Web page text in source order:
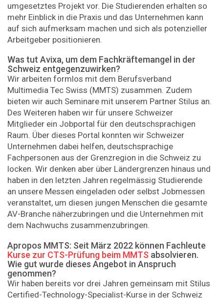
umgesetztes Projekt vor. Die Studierenden erhalten so
mehr Einblick in die Praxis und das Unternehmen kann
auf sich aufmerksam machen und sich als potenzieller
Arbeitgeber positionieren.
Was tut Avixa, um dem Fachkräftemangel in der
Schweiz entgegenzuwirken?
Wir arbeiten formlos mit dem Berufsverband
Multimedia Tec Swiss (MMTS) zusammen. Zudem
bieten wir auch Seminare mit unserem Partner Stilus an.
Des Weiteren haben wir für unsere Schweizer
Mitglieder ein Jobportal für den deutschsprachigen
Raum. Über dieses Portal konnten wir Schweizer
Unternehmen dabei helfen, deutschsprachige
Fachpersonen aus der Grenzregion in die Schweiz zu
locken. Wir denken aber über Ländergrenzen hinaus und
haben in den letzten Jahren regelmässig Studierende
an unsere Messen eingeladen oder selbst Jobmessen
veranstaltet, um diesen jungen Menschen die gesamte
AV-Branche näherzubringen und die Unternehmen mit
dem Nachwuchs zusammenzubringen.
Apropos MMTS: Seit März 2022 können Fachleute
Kurse zur CTS-Prüfung beim MMTS absolvieren.
Wie gut wurde dieses Angebot in Anspruch
genommen?
Wir haben bereits vor drei Jahren gemeinsam mit Stilus
Certified-Technology-Specialist-Kurse in der Schweiz